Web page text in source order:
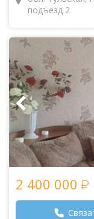
подъезд 2
2 400 000